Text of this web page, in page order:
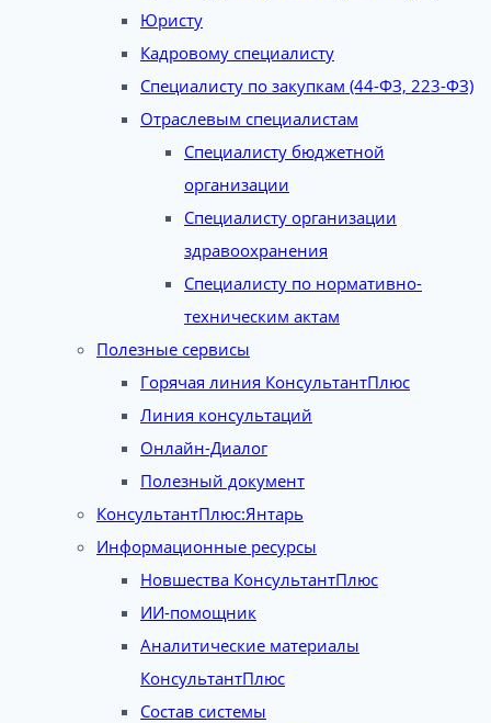
Юристу
Кадровому специалисту
Специалисту по закупкам (44-ФЗ, 223-ФЗ)
Отраслевым специалистам
Специалисту бюджетной
организации
Специалисту организации
здравоохранения
Специалисту по нормативно-
техническим актам
Полезные сервисы
Горячая линия КонсультантПлюс
Линия консультаций
Онлайн-Диалог
Полезный документ
КонсультантПлюс:Янтарь
Информационные ресурсы
Новшества КонсультантПлюс
ИИ-помощник
Аналитические материалы
КонсультантПлюс
Состав системы